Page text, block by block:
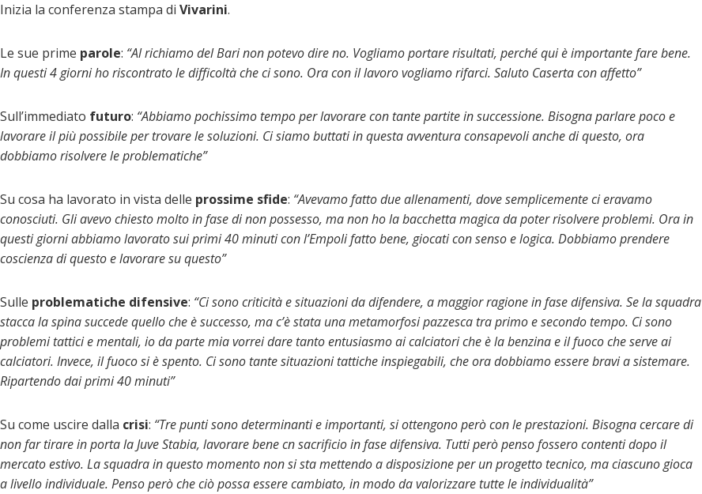
Inizia la conferenza stampa di Vivarini.
Le sue prime parole: “Al richiamo del Bari non potevo dire no. Vogliamo portare risultati, perché qui è importante fare bene.
In questi 4 giorni ho riscontrato le difficoltà che ci sono. Ora con il lavoro vogliamo rifarci. Saluto Caserta con affetto”
Sull’immediato futuro: “Abbiamo pochissimo tempo per lavorare con tante partite in successione. Bisogna parlare poco e
lavorare il più possibile per trovare le soluzioni. Ci siamo buttati in questa avventura consapevoli anche di questo, ora
dobbiamo risolvere le problematiche”
Su cosa ha lavorato in vista delle prossime sfide: “Avevamo fatto due allenamenti, dove semplicemente ci eravamo
conosciuti. Gli avevo chiesto molto in fase di non possesso, ma non ho la bacchetta magica da poter risolvere problemi. Ora in
questi giorni abbiamo lavorato sui primi 40 minuti con l’Empoli fatto bene, giocati con senso e logica. Dobbiamo prendere
coscienza di questo e lavorare su questo”
Sulle problematiche difensive: “Ci sono criticità e situazioni da difendere, a maggior ragione in fase difensiva. Se la squadra
stacca la spina succede quello che è successo, ma c’è stata una metamorfosi pazzesca tra primo e secondo tempo. Ci sono
problemi tattici e mentali, io da parte mia vorrei dare tanto entusiasmo ai calciatori che è la benzina e il fuoco che serve ai
calciatori. Invece, il fuoco si è spento. Ci sono tante situazioni tattiche inspiegabili, che ora dobbiamo essere bravi a sistemare.
Ripartendo dai primi 40 minuti”
Su come uscire dalla crisi: “Tre punti sono determinanti e importanti, si ottengono però con le prestazioni. Bisogna cercare di
non far tirare in porta la Juve Stabia, lavorare bene cn sacrificio in fase difensiva. Tutti però penso fossero contenti dopo il
mercato estivo. La squadra in questo momento non si sta mettendo a disposizione per un progetto tecnico, ma ciascuno gioca
a livello individuale. Penso però che ciò possa essere cambiato, in modo da valorizzare tutte le individualità”